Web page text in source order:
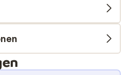
400 Meter weiter. Das
Möglichkeit sich
gemütlich beisammen zu sein.
Zentrum aufmachen, um dort
einzukehren, genießen
Sonnenstrahlen auf einem der